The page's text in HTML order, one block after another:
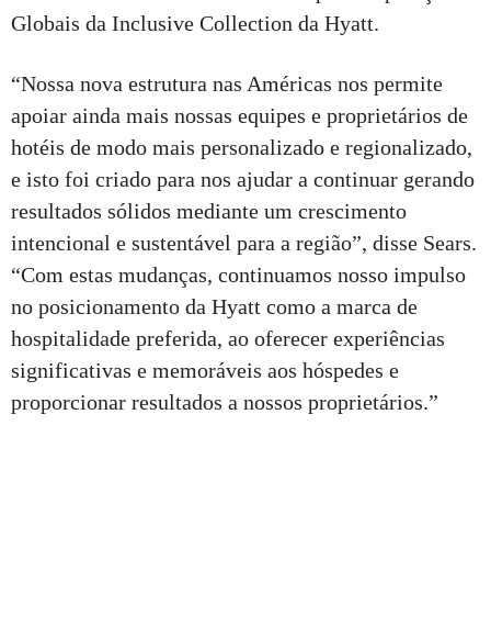
Globais da Inclusive Collection da Hyatt.
“Nossa nova estrutura nas Américas nos permite
apoiar ainda mais nossas equipes e proprietários de
hotéis de modo mais personalizado e regionalizado,
e isto foi criado para nos ajudar a continuar gerando
resultados sólidos mediante um crescimento
intencional e sustentável para a região”, disse Sears.
“Com estas mudanças, continuamos nosso impulso
no posicionamento da Hyatt como a marca de
hospitalidade preferida, ao oferecer experiências
significativas e memoráveis aos hóspedes e
proporcionar resultados a nossos proprietários.”